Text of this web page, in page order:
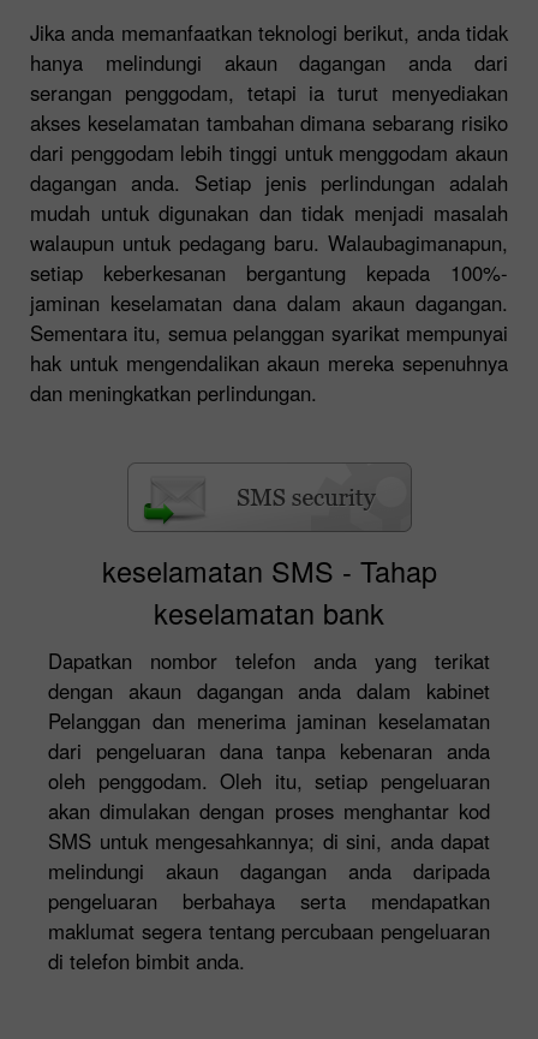
Jika anda memanfaatkan teknologi berikut, anda tidak
hanya melindungi akaun dagangan anda dari
serangan penggodam, tetapi ia turut menyediakan
akses keselamatan tambahan dimana sebarang risiko
dari penggodam lebih tinggi untuk menggodam akaun
dagangan anda. Setiap jenis perlindungan adalah
mudah untuk digunakan dan tidak menjadi masalah
walaupun untuk pedagang baru. Walaubagimanapun,
setiap keberkesanan bergantung kepada 100%-
jaminan keselamatan dana dalam akaun dagangan.
Sementara itu, semua pelanggan syarikat mempunyai
hak untuk mengendalikan akaun mereka sepenuhnya
dan meningkatkan perlindungan.
keselamatan SMS - Tahap
keselamatan bank
Dapatkan nombor telefon anda yang terikat
dengan akaun dagangan anda dalam kabinet
Pelanggan dan menerima jaminan keselamatan
dari pengeluaran dana tanpa kebenaran anda
oleh penggodam. Oleh itu, setiap pengeluaran
akan dimulakan dengan proses menghantar kod
SMS untuk mengesahkannya; di sini, anda dapat
melindungi akaun dagangan anda daripada
pengeluaran berbahaya serta mendapatkan
maklumat segera tentang percubaan pengeluaran
di telefon bimbit anda.